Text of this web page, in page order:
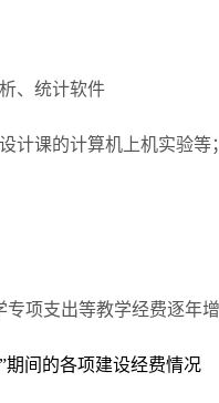
、统计软件
计课的计算机上机实验
项支出等教学经费逐年增
间的各项建设经费情况